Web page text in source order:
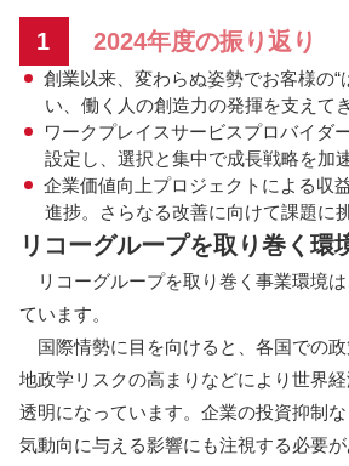
1 2024年度の振り返り
創業以来、変わらぬ姿勢でお客様の“
い、働く人の創造力の発揮を支えて
ワークプレイスサービスプロバイダ
設定し、選択と集中で成長戦略を加
企業価値向上プロジェクトによる収
進捗。さらなる改善に向けて課題に
リコーグループを取り巻く環
リコーグループを取り巻く事業環境
ています。
国際情勢に目を向けると、各国での政
地政学リスクの高まりなどにより世界
透明になっています。企業の投資抑制
気動向に与える影響にも注視する必要が